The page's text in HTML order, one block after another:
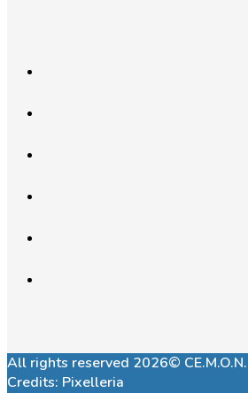
All rights reserved 2026©
Credits: Pixelleria